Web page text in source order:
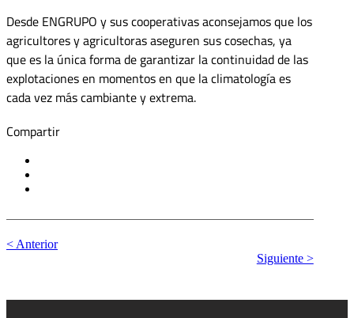
Desde ENGRUPO y sus cooperativas aconsejamos que los
agricultores y agricultoras aseguren sus cosechas, ya
que es la única forma de garantizar la continuidad de las
explotaciones en momentos en que la climatología es
cada vez más cambiante y extrema.
Compartir
< Anterior
Siguiente >